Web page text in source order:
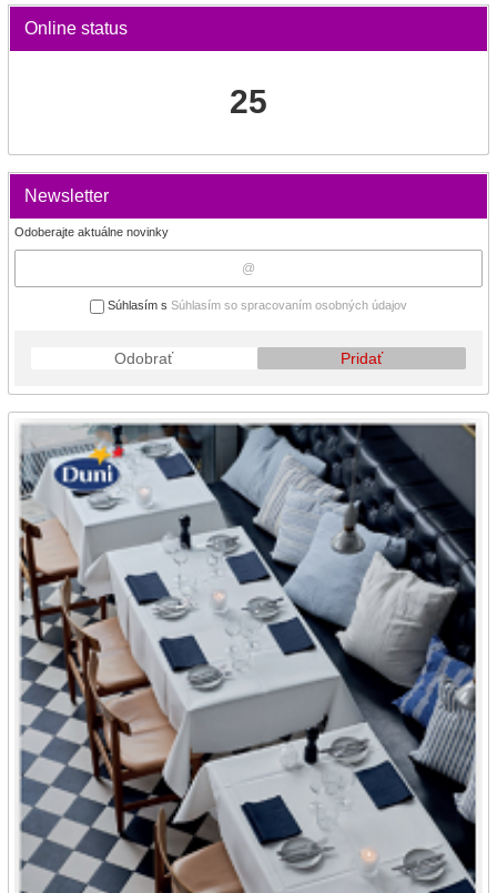
Online status
25
Newsletter
Odoberajte aktuálne novinky
Súhlasím s Súhlasím so spracovaním osobných údajov
Odobrať Pridať